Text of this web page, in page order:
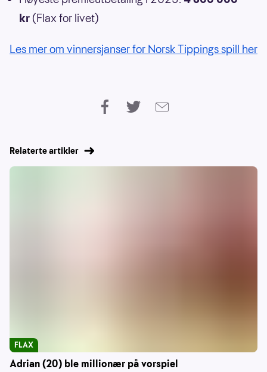
kr (Flax for livet)
Les mer om vinnersjanser for Norsk Tippings spill her
Relaterte artikler
Adrian (20) ble millionær på vorspiel
FLAX